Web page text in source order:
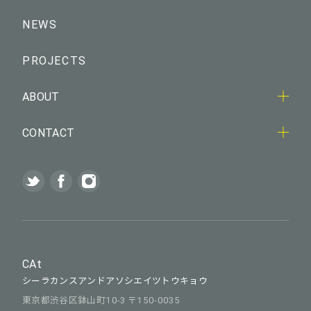
NEWS
PROJECTS
ABOUT
CONTACT
CAt
シーラカンスアンドアソシエイツトウキョウ
東京都渋谷区鉢山町10-3 〒150-0035